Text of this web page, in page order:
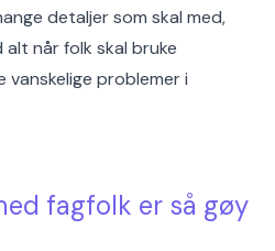
detaljer som skal med,
når folk skal bruke
vanskelige problemer i
fagfolk er så gøy